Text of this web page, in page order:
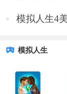
模拟人生4
模拟人生